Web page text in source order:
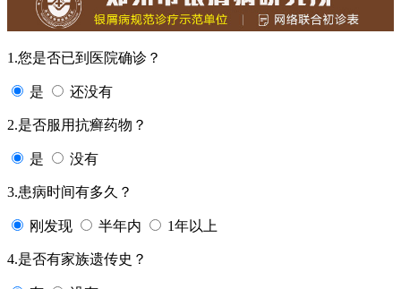
1.您是否已到医院确诊？
是 还没有
2.是否服用抗癣药物？
是 没有
3.患病时间有多久？
刚发现 半年内 1年以上
4.是否有家族遗传史？